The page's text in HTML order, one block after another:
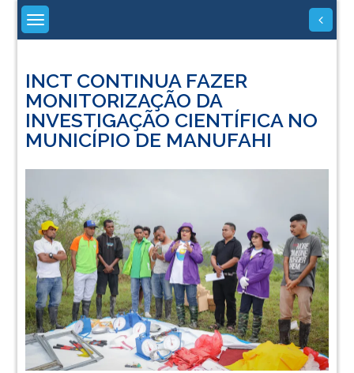
Skip
content
INCT CONTINUA FAZER
MONITORIZAÇÃO DA
INVESTIGAÇÃO CIENTÍFICA NO
MUNICÍPIO DE MANUFAHI